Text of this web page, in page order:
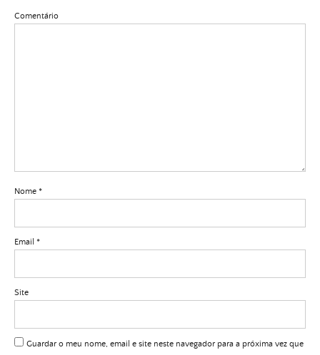
Comentário
Nome *
Email *
Site
Guardar o meu nome, email e site neste navegador para a próxima vez que